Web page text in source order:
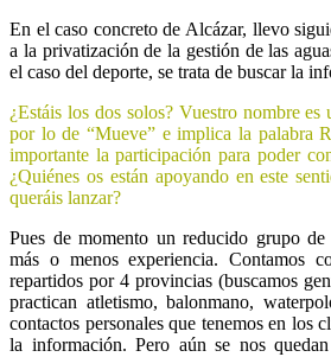
En el caso concreto de Alcázar, llevo
a la privatización de la gestión de las
el caso del deporte, se trata de buscar la
¿Estáis los dos solos? Vuestro nombre
por lo de “Mueve” e implica la palabra
importante la participación para poder
¿Quiénes os están apoyando en este
queráis lanzar?
Pues de momento un reducido grupo de
más o menos experiencia. Contamos
repartidos por 4 provincias (buscamos
practican atletismo, balonmano,
contactos personales que tenemos en los
la información. Pero aún se nos